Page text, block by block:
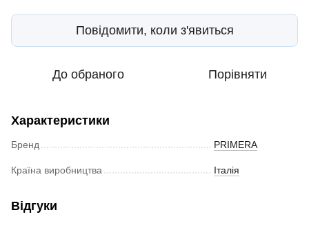
Повідомити, коли з'явиться
До обраного Порівняти
Характеристики
Бренд PRIMERA
Країна виробництва Італія
Відгуки